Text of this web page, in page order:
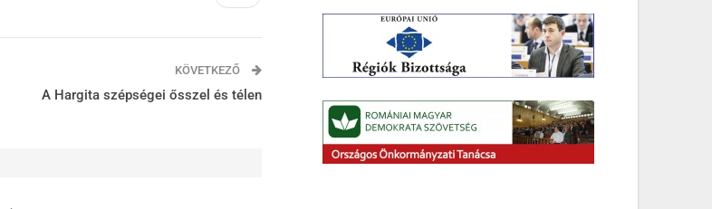
KÖVETKEZŐ
A Hargita szépségei ősszel és télen